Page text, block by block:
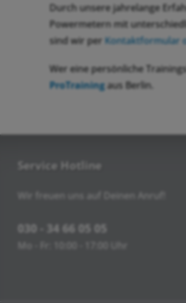
Durch unsere jahrelange
Powermetern mit
sind wir per Kontaktformular
Wer eine persönliche
ProTrainingaus Berlin.
Service Hotline
Wir freuen uns auf Deinen Anruf!
030 - 34 66 05 05